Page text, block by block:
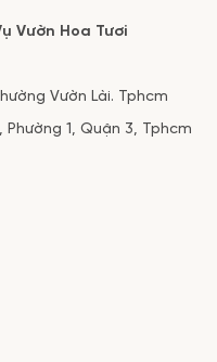
Vườn Hoa Tươi
Vườn Lài. Tphcm
1, Quận 3, Tphcm